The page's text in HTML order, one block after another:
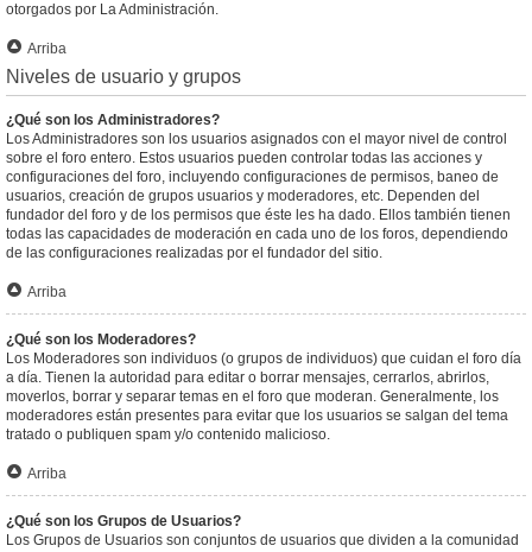
otorgados por La Administración.
Arriba
Niveles de usuario y grupos
¿Qué son los Administradores?
Los Administradores son los usuarios asignados con el mayor nivel de control
sobre el foro entero. Estos usuarios pueden controlar todas las acciones y
configuraciones del foro, incluyendo configuraciones de permisos, baneo de
usuarios, creación de grupos usuarios y moderadores, etc. Dependen del
fundador del foro y de los permisos que éste les ha dado. Ellos también tienen
todas las capacidades de moderación en cada uno de los foros, dependiendo
de las configuraciones realizadas por el fundador del sitio.
Arriba
¿Qué son los Moderadores?
Los Moderadores son individuos (o grupos de individuos) que cuidan el foro día
a día. Tienen la autoridad para editar o borrar mensajes, cerrarlos, abrirlos,
moverlos, borrar y separar temas en el foro que moderan. Generalmente, los
moderadores están presentes para evitar que los usuarios se salgan del tema
tratado o publiquen spam y/o contenido malicioso.
Arriba
¿Qué son los Grupos de Usuarios?
Los Grupos de Usuarios son conjuntos de usuarios que dividen a la comunidad